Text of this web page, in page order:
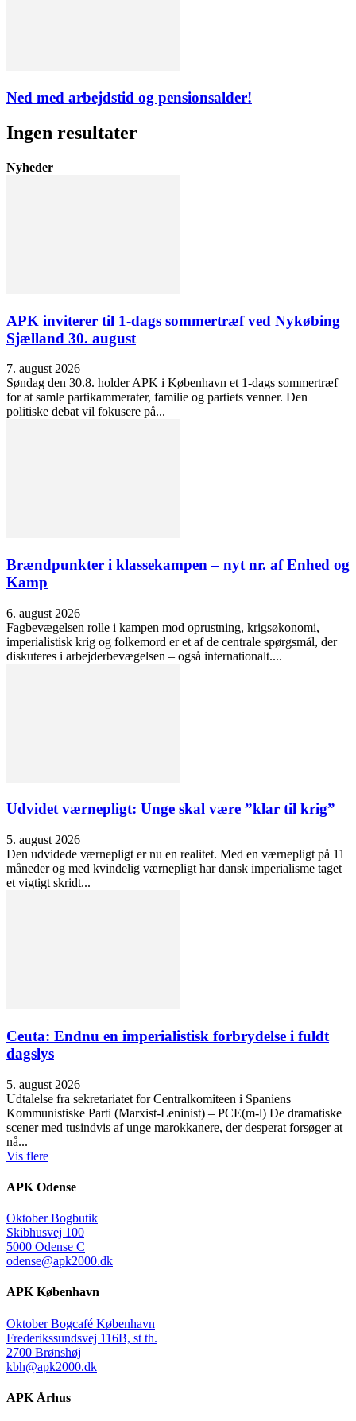
Ned med arbejdstid og pensionsalder!
Ingen resultater
Nyheder
APK inviterer til 1-dags sommertræf ved Nykøbing
Sjælland 30. august
7. august 2026
Søndag den 30.8. holder APK i København et 1-dags sommertræf
for at samle partikammerater, familie og partiets venner. Den
politiske debat vil fokusere på...
Brændpunkter i klassekampen – nyt nr. af Enhed og
Kamp
6. august 2026
Fagbevægelsen rolle i kampen mod oprustning, krigsøkonomi,
imperialistisk krig og folkemord er et af de centrale spørgsmål, der
diskuteres i arbejderbevægelsen – også internationalt....
Udvidet værnepligt: Unge skal være ”klar til krig”
5. august 2026
Den udvidede værnepligt er nu en realitet. Med en værnepligt på 11
måneder og med kvindelig værnepligt har dansk imperialisme taget
et vigtigt skridt...
Ceuta: Endnu en imperialistisk forbrydelse i fuldt
dagslys
5. august 2026
Udtalelse fra sekretariatet for Centralkomiteen i Spaniens
Kommunistiske Parti (Marxist-Leninist) – PCE(m-l) De dramatiske
scener med tusindvis af unge marokkanere, der desperat forsøger at
nå...
Vis flere
APK Odense
Oktober Bogbutik
Skibhusvej 100
5000 Odense C
odense@apk2000.dk
APK København
Oktober Bogcafé København
Frederikssundsvej 116B, st th.
2700 Brønshøj
kbh@apk2000.dk
APK Århus